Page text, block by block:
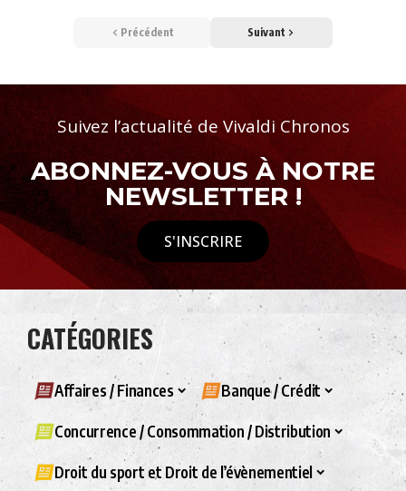
Précédent Suivant
Suivez l’actualité de Vivaldi Chronos
ABONNEZ-VOUS À NOTRE
NEWSLETTER !
S'INSCRIRE
CATÉGORIES
Affaires / Finances Banque / Crédit
Concurrence / Consommation / Distribution
Droit du sport et Droit de l’évènementiel